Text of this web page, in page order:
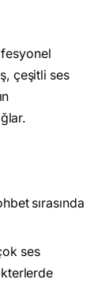
çeşitli ses
sırasında
ses